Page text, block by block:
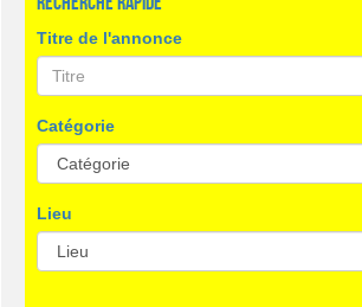
Titre de l'annonce
Catégorie
Lieu